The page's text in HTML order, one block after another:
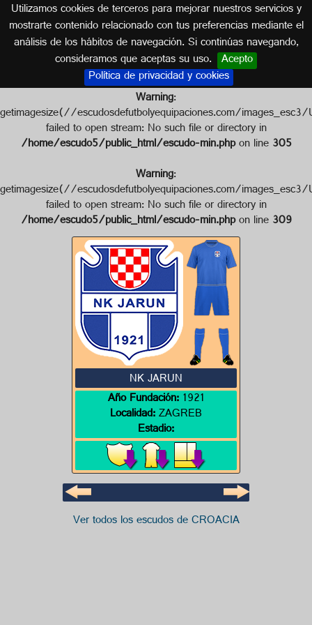
Utilizamos cookies de terceros para mejorar nuestros servicios y
mostrarte contenido relacionado con tus preferencias mediante el
análisis de los hábitos de navegación. Si continúas navegando,
consideramos que aceptas su uso. Acepto
Política de privacidad y cookies
Escudo de NK JARUN
CROACIA
Warning:
getimagesize(//escudosdefutbolyequipaciones.com/
failed to open stream: No such file or directory in
/home/escudo5/public_html/escudo-min.phpon line305
Warning:
getimagesize(//escudosdefutbolyequipaciones.com/
failed to open stream: No such file or directory in
/home/escudo5/public_html/escudo-min.phpon line309
NK JARUN
Año Fundación:1921
Localidad:ZAGREB
Estadio:
Ver todos los escudos de CROACIA